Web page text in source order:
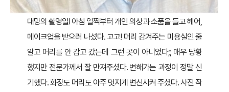
대망의 촬영일! 아침 일찍부터 개인 의상과 소품을 들고 헤어,
메이크업을 받으러 나섰다. 고고! 머리 감겨주는 미용실인 줄
알고 머리를 안 감고 갔는데 그런 곳이 아니었다;; 매우 당황
했지만 전문가께서 잘 만져주셨다. 변해가는 과정이 정말 신
기했다. 화장도 머리도 아주 멋지게 변신시켜 주셨다. 사진 작